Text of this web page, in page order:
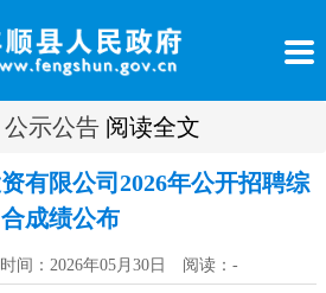
公示公告 阅读全文
有限公司2026年公开招聘综
合成绩公布
间：2026年05月30日 阅读： -